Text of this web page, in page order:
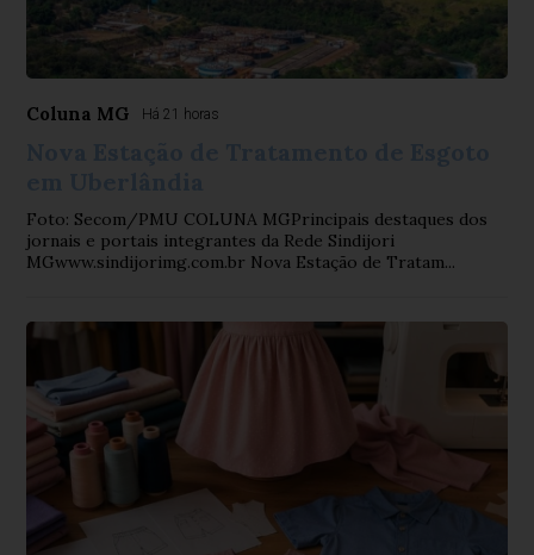
Coluna MG Há 21 horas
Foto: Secom/PMU COLUNA MGPrincipais destaques dos
jornais e portais integrantes da Rede Sindijori
MGwww.sindijorimg.com.br Nova Estação de Tratam...